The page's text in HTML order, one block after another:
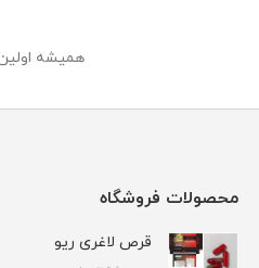
همیشه اولین
محصولات فروشگاه
قرص لاغری ریو